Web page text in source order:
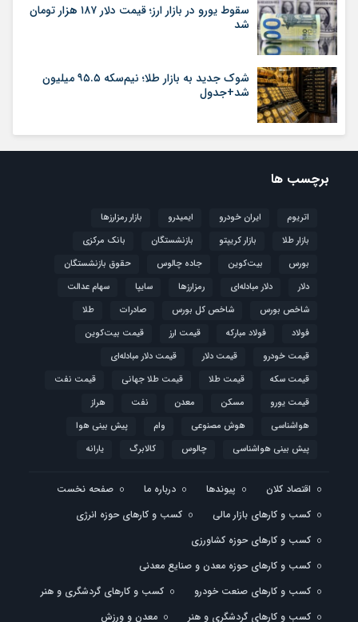
سقوط یورو در بازار ارز؛ قیمت دلار ۱۸۷ هزار تومان
شد
شوک جدید به بازار طلا؛ نیم‌سکه ۹۵.۵ میلیون
شد+جدول
برچسب ها
اتریوم ایران خودرو ایمیدرو
بازار رمزارزها
بازار طلا
بازار کریپتو بازنشستگان
بانک مرکزی
بورس
بیت‌کوین جاده چالوس
حقوق بازنشستگان
دلار
دلار مبادله‌ای رمزارزها سایپا
سهام عدالت
شاخص بورس
شاخص کل بورس صادرات
طلا
فولاد
فولاد مبارکه قیمت ارز
قیمت بیت‌کوین
قیمت خودرو
قیمت دلار
قیمت دلار مبادله‌ای
قیمت سکه
قیمت طلا قیمت طلا جهانی
قیمت نفت
قیمت یورو
مسکن معدن نفت
هراز
هواشناسی
هوش مصنوعی وام
پیش بینی هوا
پیش بینی هواشناسی
چالوس کالابرگ یارانه
اقتصاد کلان پیوندها درباره ما
صفحه نخست
کسب و کارهای بازار مالی
کسب و کارهای حوزه انرژی
کسب و کارهای حوزه کشاورزی
کسب و کارهای حوزه معدن و صنایع معدنی
کسب و کارهای صنعت خودرو
کسب و کارهای گردشگری و هنر
کسب و کارهای گردشگری و هنر
معدن و ورزش